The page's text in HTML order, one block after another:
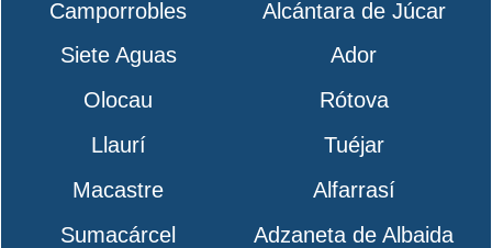
Camporrobles
Alcántara de Júcar
Siete Aguas
Ador
Olocau
Rótova
Llaurí
Tuéjar
Macastre
Alfarrasí
Sumacárcel
Adzaneta de Albaida